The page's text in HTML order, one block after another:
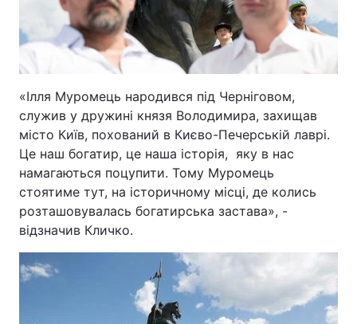
«Ілля Муромець народився під Черніговом,
служив у дружині князя Володимира, захищав
місто Київ, похований в Києво-Печерській лаврі.
Це наш богатир, це наша історія, яку в нас
намагаються поцупити. Тому Муромець
стоятиме тут, на історичному місці, де колись
розташовувалась богатирська застава», -
відзначив Кличко.